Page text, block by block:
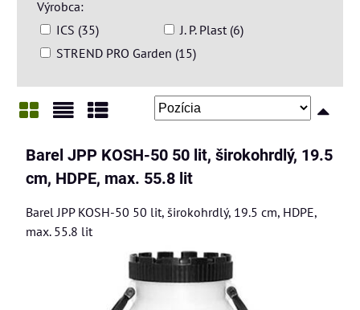
Výrobca:
ICS (35)
J. P. Plast (6)
STREND PRO Garden (15)
Barel JPP KOSH-50 50 lit, širokohrdlý, 19.5
cm, HDPE, max. 55.8 lit
Barel JPP KOSH-50 50 lit, širokohrdlý, 19.5 cm, HDPE,
max. 55.8 lit